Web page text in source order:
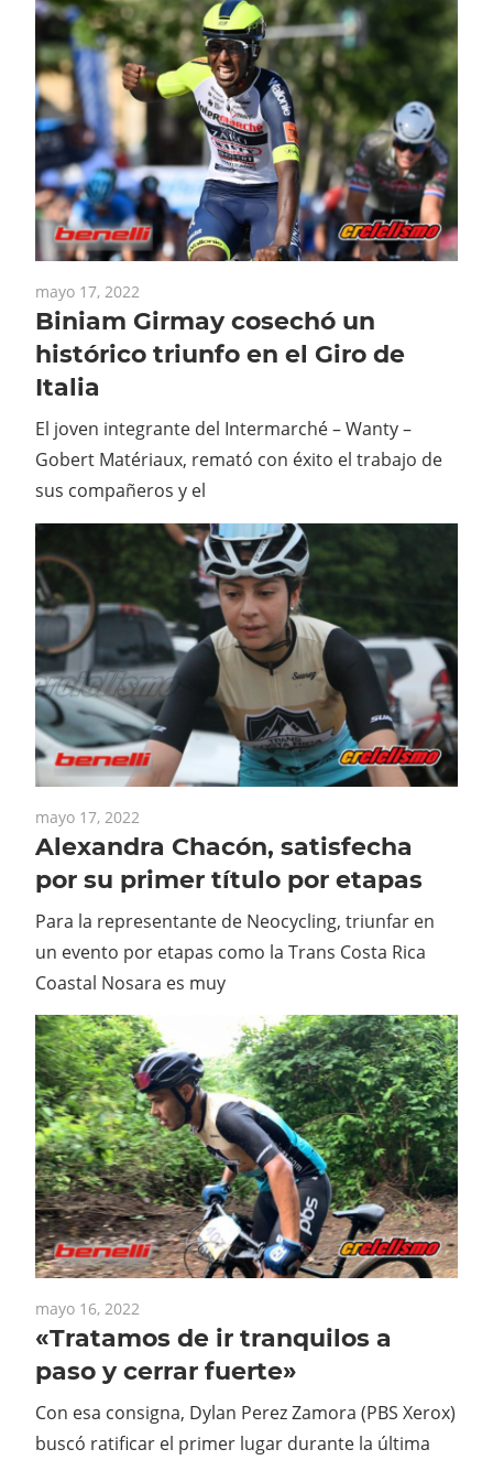
mayo 17, 2022
Biniam Girmay cosechó un
histórico triunfo en el Giro de
Italia
El joven integrante del Intermarché – Wanty –
Gobert Matériaux, remató con éxito el trabajo de
sus compañeros y el
mayo 17, 2022
Alexandra Chacón, satisfecha
por su primer título por etapas
Para la representante de Neocycling, triunfar en
un evento por etapas como la Trans Costa Rica
Coastal Nosara es muy
mayo 16, 2022
«Tratamos de ir tranquilos a
paso y cerrar fuerte»
Con esa consigna, Dylan Perez Zamora (PBS Xerox)
buscó ratificar el primer lugar durante la última